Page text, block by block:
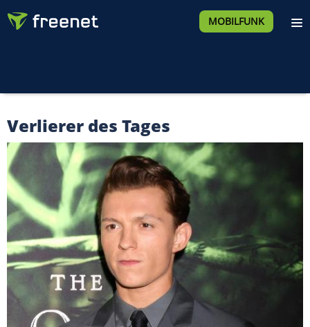
MOBILFUNK
Verlierer des Tages